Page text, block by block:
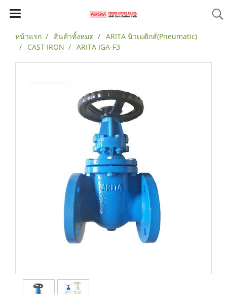
หน้าแรก สินค้าทั้งหมด
ARITA นิวเมติกส์(Pneumatic)
CAST IRON
ARITA IGA-F3